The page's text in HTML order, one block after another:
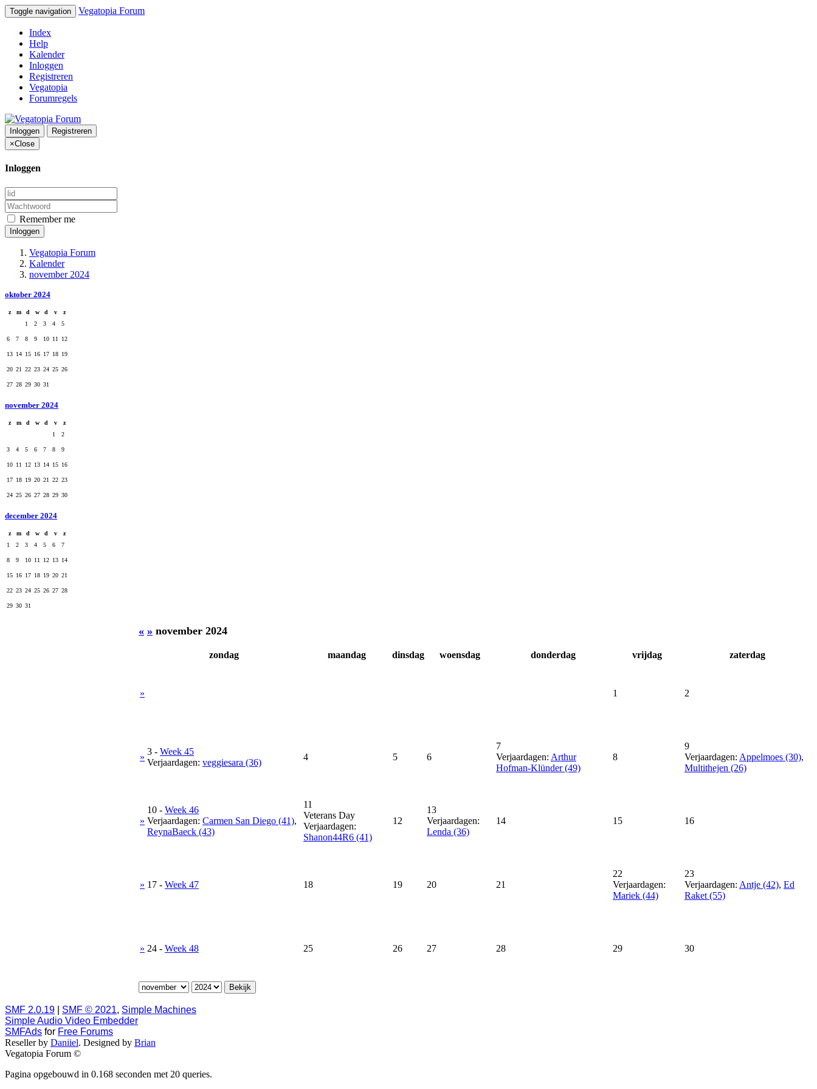
Toggle navigation Vegatopia Forum
Index
Help
Kalender
Inloggen
Registreren
Vegatopia
Forumregels
Inloggen
Registreren
×Close
Inloggen
Remember me
Inloggen
Vegatopia Forum
Kalender
november 2024
oktober 2024
z m d w d v
z
1
2 3 4 5
6 7 8 9 10 11 12
13 14 15 16 17 18 19
20 21 22 23 24 25 26
27 28 29 30 31
november 2024
z m d w d v
z
1
2
3 4 5 6 7 8 9
10 11 12 13 14 15 16
17 18 19 20 21 22 23
24 25 26 27 28 29 30
december 2024
z m d w d v
z
1
2 3 4 5 6 7
8 9 10 11 12 13 14
15 16 17 18 19 20 21
22 23 24 25 26 27 28
29 30 31
« » november 2024
zondag maandag dinsdag woensdag donderdag vrijdag zaterdag
» 1 2
»
3 - Week 45
Verjaardagen: veggiesara (36)
4 5 6
7
Verjaardagen: Arthur
Hofman-Klünder (49)
8
9
Verjaardagen: Appelmoes (30),
Multithejen (26)
»
10 - Week 46
Verjaardagen: Carmen San Diego (41),
ReynaBaeck (43)
11
Veterans Day
Verjaardagen:
Shanon44R6 (41)
12
13
Verjaardagen:
Lenda (36)
14 15 16
» 17 - Week 47 18 19 20 21
22
Verjaardagen:
Mariek (44)
23
Verjaardagen: Antje (42), Ed
Raket (55)
» 24 - Week 48 25 26 27 28 29 30
SMF 2.0.19 SMF © 2021, Simple Machines
Simple Audio Video Embedder
SMFAds for Free Forums
Reseller by Daniiel. Designed by Brian
Vegatopia Forum ©
Pagina opgebouwd in 0.168 seconden met 20 queries.